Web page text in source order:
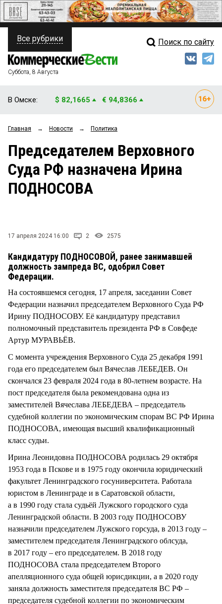
ПОЛИТИКА
ФИНАНСЫ
ОБЩЕСТВО
ЗАКОН
НОВОСТИ КОМПАНИЙ
Свежий выпуск
Рейтинги
Блоги
Все рубрики Поиск по сайту
Суббота, 8 Августа
В Омске: $ 82,1665 € 94,8366
Главная → Новости → Политика
Председателем Верховного
Суда РФ назначена Ирина
ПОДНОСОВА
17 апреля 2024 16:00 2 2575
Кандидатуру ПОДНОСОВОЙ, ранее занимавшей
должность зампреда ВС, одобрил Совет
Федерации.
На состоявшемся сегодня, 17 апреля, заседании Совет
Федерации назначил председателем Верховного Суда РФ
Ирину ПОДНОСОВУ. Её кандидатуру представил
полномочный представитель президента РФ в Совфеде
Артур МУРАВЬЁВ.
С момента учреждения Верховного Суда 25 декабря 1991
года его председателем был Вячеслав ЛЕБЕДЕВ. Он
скончался 23 февраля 2024 года в 80-летнем возрасте. На
пост председателя была рекомендована одна из
заместителей Вячеслава ЛЕБЕДЕВА – председатель
судебной коллегии по экономическим спорам ВС РФ Ирина
ПОДНОСОВА, имеющая высший квалификационный
класс судьи.
Ирина Леонидовна ПОДНОСОВА родилась 29 октября
1953 года в Пскове и в 1975 году окончила юридический
факультет Ленинградского госуниверситета. Работала
юристом в Ленинграде и в Саратовской области,
а в 1990 году стала судьёй Лужского городского суда
Ленинградской области. В 2003 году ПОДНОСОВУ
назначили председателем Лужского горсуда, в 2013 году –
заместителем председателя Ленинградского облсуда,
в 2017 году – его председателем. В 2018 году
ПОДНОСОВА стала председателем Второго
апелляционного суда общей юрисдикции, а в 2020 году
заняла должность заместителя председателя ВС РФ –
председателя судебной коллегии по экономическим